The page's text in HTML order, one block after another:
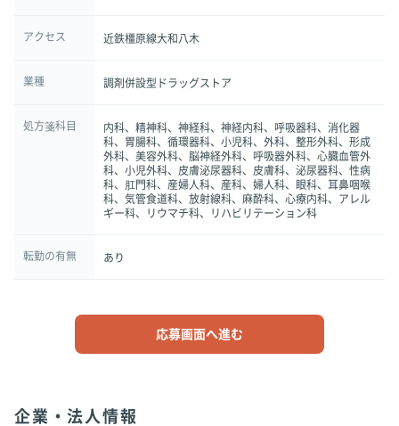
アクセス 近鉄橿原線大和八木
業種 調剤併設型ドラッグストア
処方箋科目
内科、精神科、神経科、神経内科、呼吸器科、消化器
科、胃腸科、循環器科、小児科、外科、整形外科、形成
外科、美容外科、脳神経外科、呼吸器外科、心臓血管外
科、小児外科、皮膚泌尿器科、皮膚科、泌尿器科、性病
科、肛門科、産婦人科、産科、婦人科、眼科、耳鼻咽喉
科、気管食道科、放射線科、麻酔科、心療内科、アレル
ギー科、リウマチ科、リハビリテーション科
転勤の有無 あり
応募画面へ進む
企業・法人情報